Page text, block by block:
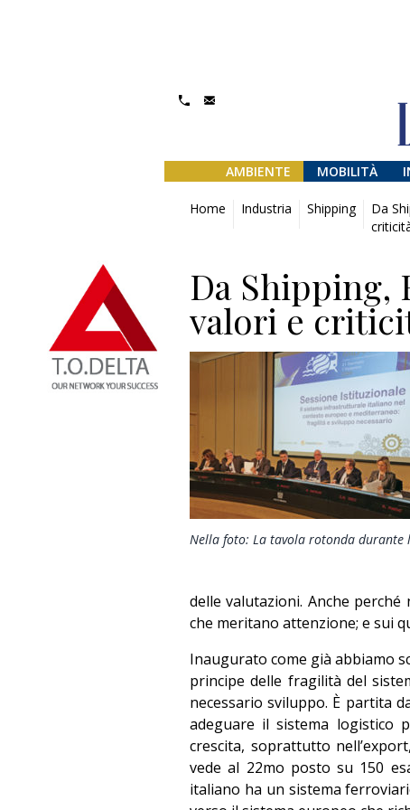
AMBIENTE MOBILITÀ
Home Industria Shipping
Da
Da Shipping,
valori e
Nella foto: La tavola rotonda durante
delle valutazioni. Anche
che meritano attenzione; e sui
Inaugurato come già abbiamo
principe delle fragilità del
necessario sviluppo. È partita
adeguare il sistema logistico
crescita, soprattutto
vede al 22mo posto su 150
italiano ha un sistema